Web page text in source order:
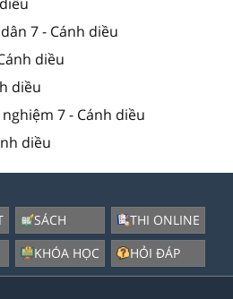
7 - Cánh diều
diều
diều
7 - Cánh diều
diều
SÁCH
KHÓA HỌC
THI ONLINE
HỎI ĐÁP